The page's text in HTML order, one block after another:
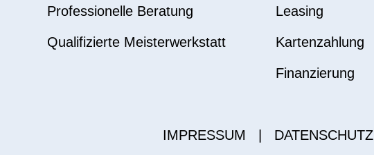
Professionelle Beratung
Qualifizierte Meisterwerkstatt
Leasing
Kartenzahlung
Finanzierung
IMPRESSUM DATENSCHUTZ